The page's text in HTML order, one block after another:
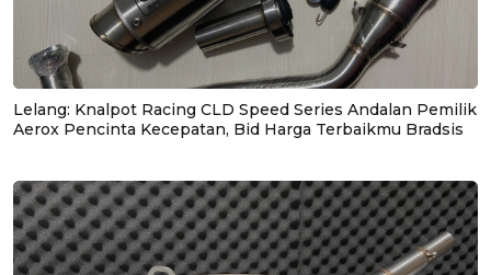
Lelang: Knalpot Racing CLD Speed Series Andalan Pemilik
Aerox Pencinta Kecepatan, Bid Harga Terbaikmu Bradsis